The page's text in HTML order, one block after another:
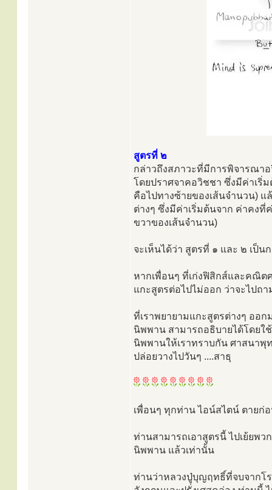
สูตรที่ ๒
กล่าวถึงสภาวะที่มีการพิจารณา
โดยปราศจาคอวิชชา ซึ่งมีค่าเริ่
คือไปทางซ้ายของเส้นจำนวน) แ
ต่างๆ ซึ่งมีค่าเริ่มต้นจาก ค่าคงที่
ขวาของเส้นจำนวน)
จะเห็นได้ว่า สูตรที่ ๑ และ ๒ เป็
หากเพื่อนๆ ที่เก่งฟิสิกส์และคณิต
แกะสูตรต่อไปไม่ออก ว่าจะไปถ
ที่เราพยายามแกะสูตรต่างๆ ออก
นิพพาน สามารถอธิบายได้โดยใ
นิพพานให้เราทราบกัน ศาสนาพุ
ปล่อยวางไปวันๆ ....สาธุ
เพื่อนๆ ทุกท่าน ไอน์สไตน์ ตายก่
ท่านสามารถเอาสูตรนี้ ไปเย้ยพว
นิพพาน แล้วเท่านั้น
ท่านว่าหลวงปู่บุญฤทธิ์ที่จบจากโร